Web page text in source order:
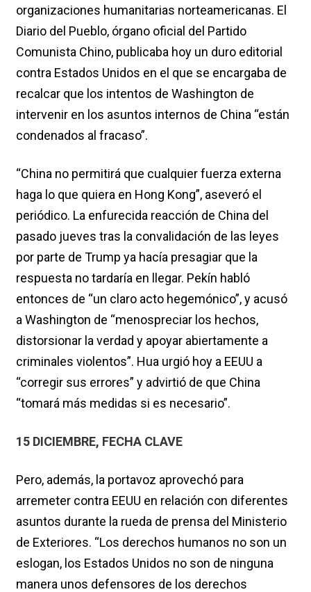
organizaciones humanitarias norteamericanas. El
Diario del Pueblo, órgano oficial del Partido
Comunista Chino, publicaba hoy un duro editorial
contra Estados Unidos en el que se encargaba de
recalcar que los intentos de Washington de
intervenir en los asuntos internos de China “están
condenados al fracaso”.
“China no permitirá que cualquier fuerza externa
haga lo que quiera en Hong Kong”, aseveró el
periódico. La enfurecida reacción de China del
pasado jueves tras la convalidación de las leyes
por parte de Trump ya hacía presagiar que la
respuesta no tardaría en llegar. Pekín habló
entonces de “un claro acto hegemónico”, y acusó
a Washington de “menospreciar los hechos,
distorsionar la verdad y apoyar abiertamente a
criminales violentos”. Hua urgió hoy a EEUU a
“corregir sus errores” y advirtió de que China
“tomará más medidas si es necesario”.
15 DICIEMBRE, FECHA CLAVE
Pero, además, la portavoz aprovechó para
arremeter contra EEUU en relación con diferentes
asuntos durante la rueda de prensa del Ministerio
de Exteriores. “Los derechos humanos no son un
eslogan, los Estados Unidos no son de ninguna
manera unos defensores de los derechos